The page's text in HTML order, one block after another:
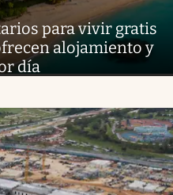
para vivir gratis
alojamiento y
día